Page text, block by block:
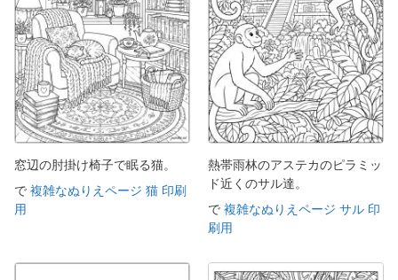
窓辺の肘掛け椅子で眠る猫。
で 複雑なぬりえページ 猫 印刷
用
熱帯雨林のアステカのピラミッ
ド近くのサル達。
で 複雑なぬりえページ サル 印
刷用